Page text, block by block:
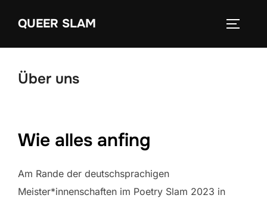
InhaltQUEER SLAM
Über uns
Wie alles anfing
Am Rande der deutschsprachigen
Meister*innenschaften im Poetry Slam 2023 in